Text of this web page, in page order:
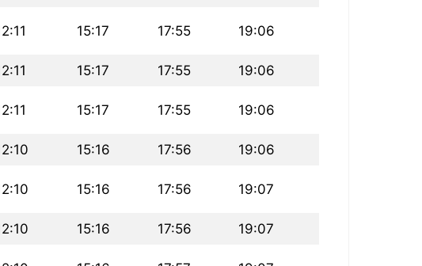
15:17 17:55 19:06
15:17 17:55 19:06
15:17 17:55 19:06
15:16 17:56 19:06
15:16 17:56 19:07
15:16 17:56 19:07